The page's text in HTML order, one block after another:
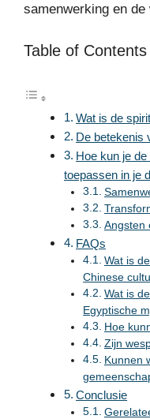
samenwerking en de
Table of Contents
Wat is de
De betekenis
Hoe kun je
toepassen in je
Angsten
FAQs
Wat is
Chinese
Wat is
Egyptische
Hoe
Zijn
Kunnen
Conclusie